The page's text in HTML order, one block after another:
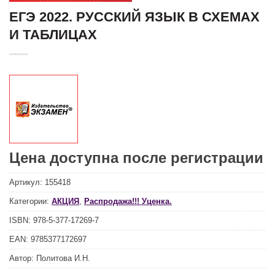
ЕГЭ 2022. РУССКИЙ ЯЗЫК В СХЕМАХ
И ТАБЛИЦАХ
Цена доступна после регистрации
Артикул: 155418
Категории: АКЦИЯ , Распродажа!!! Уценка.
ISBN: 978-5-377-17269-7
EAN: 9785377172697
Автор: Политова И.Н.